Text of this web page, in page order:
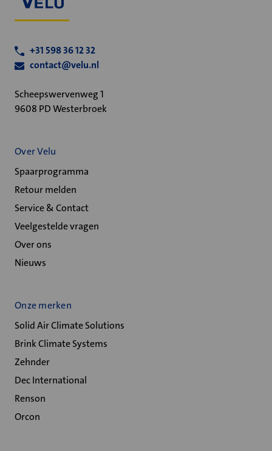
+31 598 36 12 32
contact@velu.nl
Scheepswervenweg 1
9608 PD Westerbroek
Over Velu
Spaarprogramma
Retour melden
Service & Contact
Veelgestelde vragen
Over ons
Nieuws
Onze merken
Solid Air Climate Solutions
Brink Climate Systems
Zehnder
Dec International
Renson
Orcon